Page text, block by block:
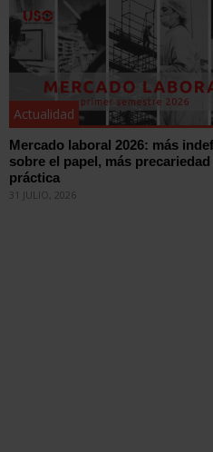
Actualidad
Mercado laboral 2026: más
sobre el papel, más precariedad
práctica
31 JULIO, 2026